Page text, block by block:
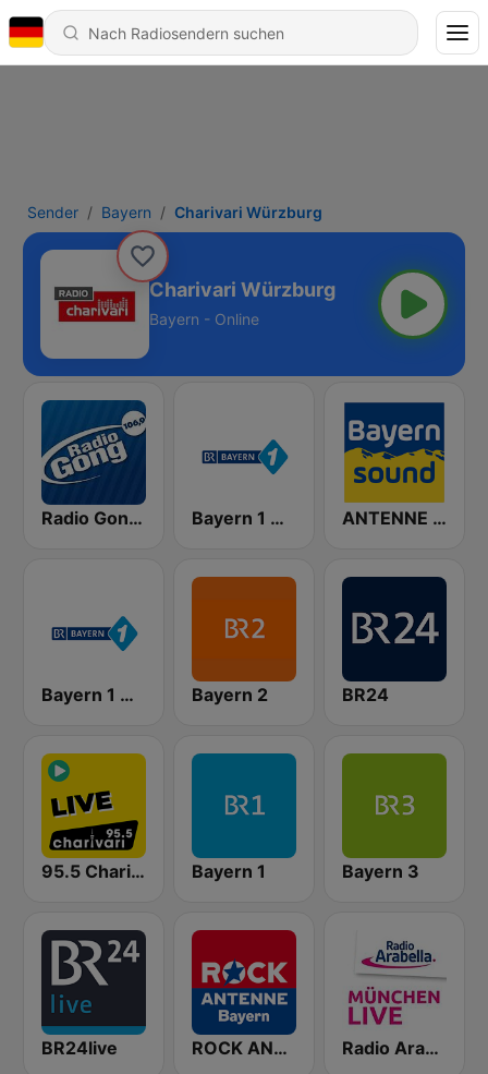
Sender Bayern Charivari Würzburg
Charivari Würzburg
Bayern - Online
Radio Gong Würzburg Bayern 1 Oberbayern ANTENNE BAYERN Bayern Sound
Bayern 1 Mainfranken Bayern 2 BR24
95.5 Charivari - Live Bayern 1 Bayern 3
BR24live ROCK ANTENNE Bayern Radio Arabella